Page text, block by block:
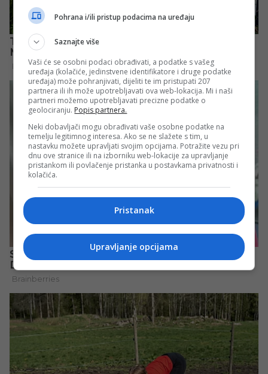
Pohrana i/ili pristup podacima na uređaju
Saznajte više
Vaši će se osobni podaci obrađivati, a podatke s vašeg
uređaja (kolačiće, jedinstvene identifikatore i druge podatke
uređaja) može pohranjivati, dijeliti te im pristupati 207
partnera ili ih može upotrebljavati ova web-lokacija. Mi i naši
partneri možemo upotrebljavati precizne podatke o
geolociranju. Popis partnera.
Neki dobavljači mogu obrađivati vaše osobne podatke na
temelju legitimnog interesa. Ako se ne slažete s tim, u
nastavku možete upravljati svojim opcijama. Potražite vezu pri
dnu ove stranice ili na izborniku web-lokacije za upravljanje
pristankom ili povlačenje pristanka u postavkama privatnosti i
kolačića.
Pristanak
Upravljanje opcijama